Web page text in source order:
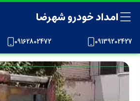
امداد خودرو شهرضا
09139202427
09162802472